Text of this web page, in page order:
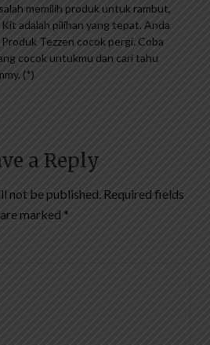
memilih produk untuk rambut,
adalah pilihan yang tepat. Anda
Tezzen cocok pergi. Coba
cocok untukmu dan cari tahu
(*)
a Reply
not be published. Required fields
are marked *